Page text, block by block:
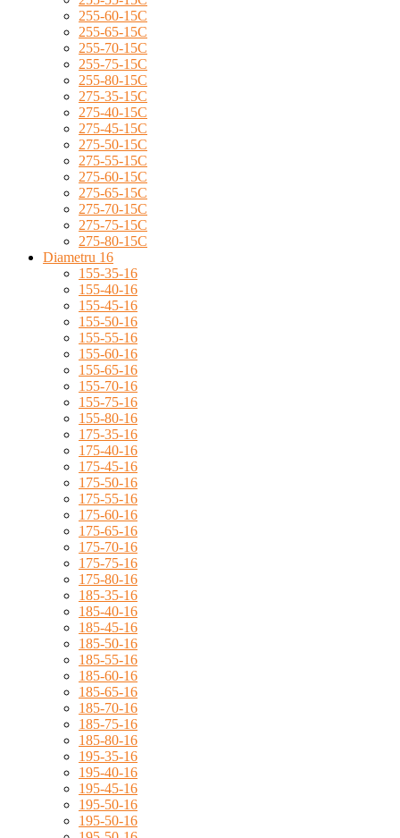
255-60-15C
255-65-15C
255-70-15C
255-75-15C
255-80-15C
275-35-15C
275-40-15C
275-45-15C
275-50-15C
275-55-15C
275-60-15C
275-65-15C
275-70-15C
275-75-15C
275-80-15C
Diametru 16
155-35-16
155-40-16
155-45-16
155-50-16
155-55-16
155-60-16
155-65-16
155-70-16
155-75-16
155-80-16
175-35-16
175-40-16
175-45-16
175-50-16
175-55-16
175-60-16
175-65-16
175-70-16
175-75-16
175-80-16
185-35-16
185-40-16
185-45-16
185-50-16
185-55-16
185-60-16
185-65-16
185-70-16
185-75-16
185-80-16
195-35-16
195-40-16
195-45-16
195-50-16
195-50-16